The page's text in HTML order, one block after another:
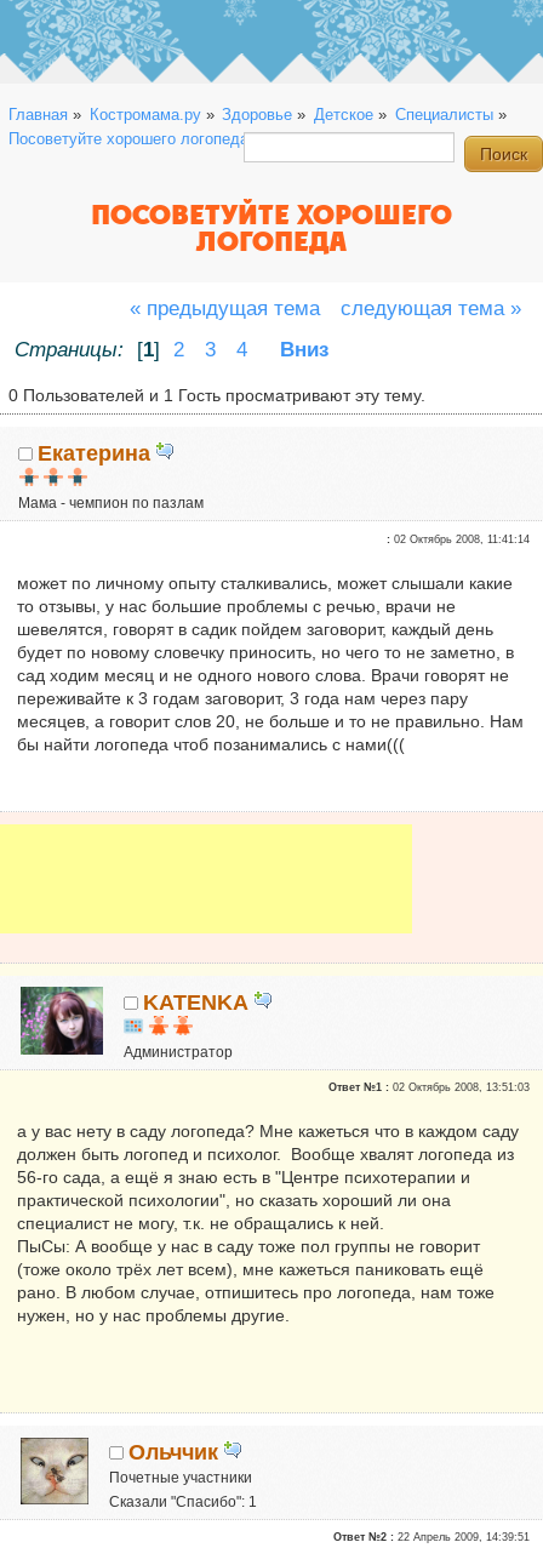
Главная » Костромама.ру» Здоровье » Детское» Специалисты»
Посоветуйте хорошего логопеда
ПОСОВЕТУЙТЕ ХОРОШЕГО
ЛОГОПЕДА
« предыдущая тема
следующая тема »
Страницы:
[1] 2 3 4 Вниз
0 Пользователей и 1 Гость просматривают эту тему.
Екатерина
Мама - чемпион по пазлам
:02 Октябрь 2008, 11:41:14
может по личному опыту сталкивались, может слышали какие
то отзывы, у нас большие проблемы с речью, врачи не
шевелятся, говорят в садик пойдем заговорит, каждый день
будет по новому словечку приносить, но чего то не заметно, в
сад ходим месяц и не одного нового слова. Врачи говорят не
переживайте к 3 годам заговорит, 3 года нам через пару
месяцев, а говорит слов 20, не больше и то не правильно. Нам
бы найти логопеда чтоб позанимались с нами(((
KATENKA
Администратор
Почетные участники
Ответ №1 :02 Октябрь 2008, 13:51:03
а у вас нету в саду логопеда? Мне кажеться что в каждом саду
должен быть логопед и психолог. Вообще хвалят логопеда из
56-го сада, а ещё я знаю есть в "Центре психотерапии и
практической психологии", но сказать хороший ли она
специалист не могу, т.к. не обращались к ней.
ПыСы: А вообще у нас в саду тоже пол группы не говорит
(тоже около трёх лет всем), мне кажеться паниковать ещё
рано. В любом случае, отпишитесь про логопеда, нам тоже
нужен, но у нас проблемы другие.
Ольччик
Почетные участники
Сказали "Спасибо": 1
Ответ №2 :22 Апрель 2009, 14:39:51